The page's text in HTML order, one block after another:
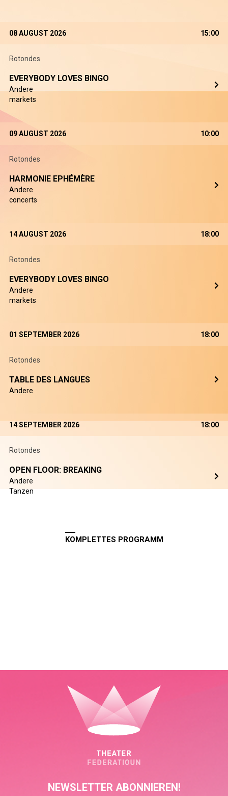
08 AUGUST 2026 15:00
Rotondes
EVERYBODY LOVES BINGO
Andere
markets
09 AUGUST 2026 10:00
Rotondes
HARMONIE EPHÉMÈRE
Andere
concerts
14 AUGUST 2026 18:00
Rotondes
EVERYBODY LOVES BINGO
Andere
markets
01 SEPTEMBER 2026 18:00
Rotondes
TABLE DES LANGUES
Andere
14 SEPTEMBER 2026 18:00
Rotondes
OPEN FLOOR: BREAKING
Andere
Tanzen
KOMPLETTES PROGRAMM
NEWSLETTER ABONNIEREN!